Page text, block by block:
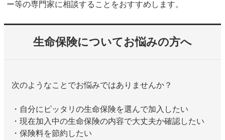
ー等の専門家に相談することをおすすめします。
生命保険についてお悩みの方へ
次のようなことでお悩みではありませんか？
・自分にピッタリの生命保険を選んで加入したい
・現在加入中の生命保険の内容で大丈夫か確認したい
・保険料を節約したい